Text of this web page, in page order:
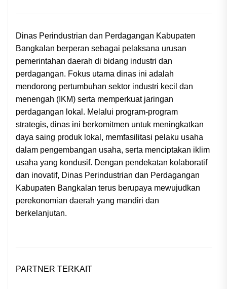
Dinas Perindustrian dan Perdagangan Kabupaten
Bangkalan berperan sebagai pelaksana urusan
pemerintahan daerah di bidang industri dan
perdagangan. Fokus utama dinas ini adalah
mendorong pertumbuhan sektor industri kecil dan
menengah (IKM) serta memperkuat jaringan
perdagangan lokal. Melalui program-program
strategis, dinas ini berkomitmen untuk meningkatkan
daya saing produk lokal, memfasilitasi pelaku usaha
dalam pengembangan usaha, serta menciptakan iklim
usaha yang kondusif. Dengan pendekatan kolaboratif
dan inovatif, Dinas Perindustrian dan Perdagangan
Kabupaten Bangkalan terus berupaya mewujudkan
perekonomian daerah yang mandiri dan
berkelanjutan.
PARTNER TERKAIT